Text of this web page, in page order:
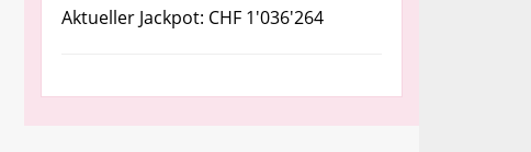
Aktueller Jackpot: CHF 1'036'264